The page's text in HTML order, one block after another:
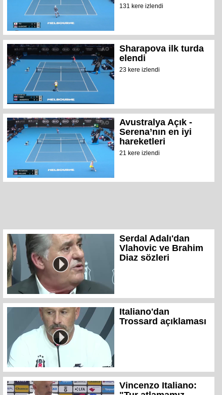
131 kere izlendi
Sharapova ilk turda
elendi
23 kere izlendi
Avustralya Açık -
Serena’nın en iyi
hareketleri
21 kere izlendi
Serdal Adalı'dan
Vlahovic ve Brahim
Diaz sözleri
Italiano'dan
Trossard açıklaması
Vincenzo Italiano: